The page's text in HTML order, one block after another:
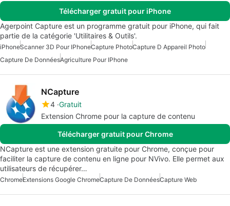
Télécharger gratuit pour iPhone
Agerpoint Capture est un programme gratuit pour iPhone, qui fait
partie de la catégorie 'Utilitaires & Outils'.
iPhoneScanner 3D Pour IPhoneCapture PhotoCapture D Appareil Photo
Capture De DonnéesAgriculture Pour IPhone
NCapture
4 Gratuit
Extension Chrome pour la capture de contenu
Télécharger gratuit pour Chrome
NCapture est une extension gratuite pour Chrome, conçue pour
faciliter la capture de contenu en ligne pour NVivo. Elle permet aux
utilisateurs de récupérer…
ChromeExtensions Google ChromeCapture De DonnéesCapture Web